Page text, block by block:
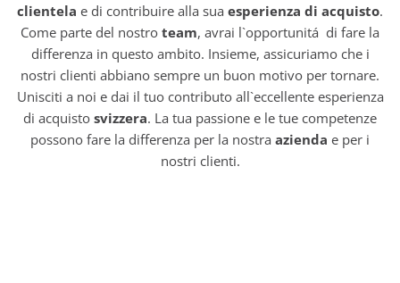
clientela e di contribuire alla sua esperienza di acquisto.
Come parte del nostro team, avrai l`opportunitá di fare la
differenza in questo ambito. Insieme, assicuriamo che i
nostri clienti abbiano sempre un buon motivo per tornare.
Unisciti a noi e dai il tuo contributo all`eccellente esperienza
di acquisto svizzera. La tua passione e le tue competenze
possono fare la differenza per la nostra azienda e per i
nostri clienti.